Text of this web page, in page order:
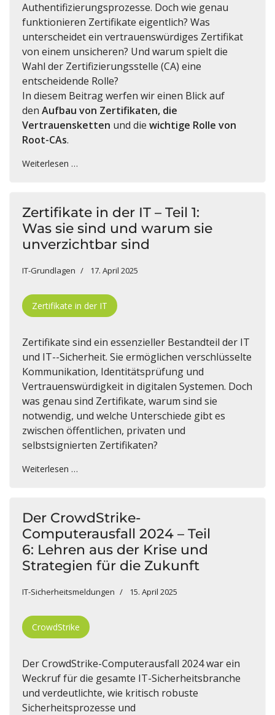
Authentifizierungsprozesse. Doch wie genau
funktionieren Zertifikate eigentlich? Was
unterscheidet ein vertrauenswürdiges Zertifikat
von einem unsicheren? Und warum spielt die
Wahl der Zertifizierungsstelle (CA) eine
entscheidende Rolle?
In diesem Beitrag werfen wir einen Blick auf
den Aufbau von Zertifikaten, die
Vertrauensketten und die wichtige Rolle von
Root-CAs.
Weiterlesen …
Zertifikate in der IT – Teil 1:
Was sie sind und warum sie
unverzichtbar sind
IT-Grundlagen 17. April 2025
Zertifikate in der IT
Zertifikate sind ein essenzieller Bestandteil der IT
und IT--Sicherheit. Sie ermöglichen verschlüsselte
Kommunikation, Identitätsprüfung und
Vertrauenswürdigkeit in digitalen Systemen. Doch
was genau sind Zertifikate, warum sind sie
notwendig, und welche Unterschiede gibt es
zwischen öffentlichen, privaten und
selbstsignierten Zertifikaten?
Weiterlesen …
Der CrowdStrike-
Computerausfall 2024 – Teil
6: Lehren aus der Krise und
Strategien für die Zukunft
IT-Sicherheitsmeldungen 15. April 2025
CrowdStrike
Der CrowdStrike-Computerausfall 2024 war ein
Weckruf für die gesamte IT-Sicherheitsbranche
und verdeutlichte, wie kritisch robuste
Sicherheitsprozesse und